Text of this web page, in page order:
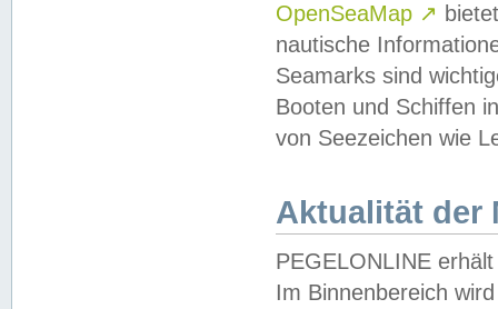
OpenSeaMap ↗
nautische
Seamarks sind
Booten und Schiffen
von Seezeichen wie
Aktualität der
PEGELONLINE
Im Binnenbereich